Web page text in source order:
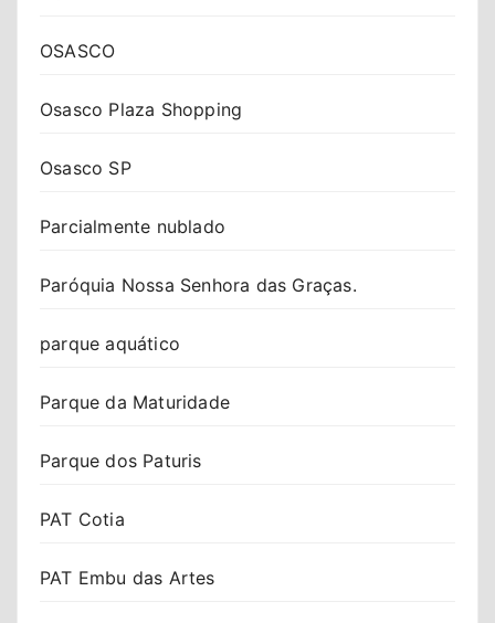
OSASCO
Osasco Plaza Shopping
Osasco SP
Parcialmente nublado
Paróquia Nossa Senhora das Graças.
parque aquático
Parque da Maturidade
Parque dos Paturis
PAT Cotia
PAT Embu das Artes